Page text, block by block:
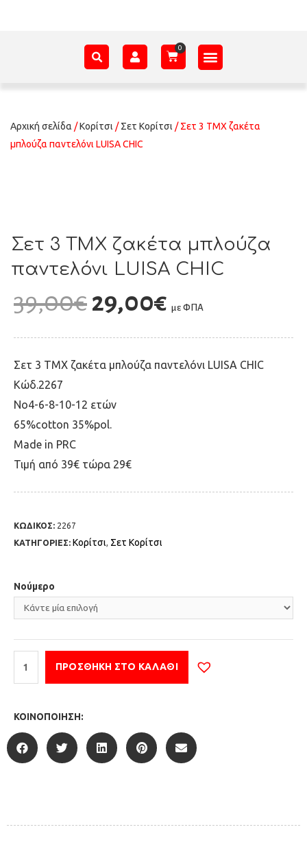
Αρχική σελίδα /Κορίτσι /Σετ Κορίτσι / Σετ 3 ΤΜΧ ζακέτα
μπλούζα παντελόνι LUISA CHIC
Σετ 3 ΤΜΧ ζακέτα μπλούζα
παντελόνι LUISA CHIC
39,00€ 29,00€ με ΦΠΑ
Σετ 3 ΤΜΧ ζακέτα μπλούζα παντελόνι LUISA CHIC
Κώδ.2267
Νο4-6-8-10-12 ετών
65%cotton 35%pol.
Made in PRC
Τιμή από 39€ τώρα 29€
ΚΩΔΙΚΟΣ: 2267
ΚΑΤΗΓΟΡΙΕΣ: Κορίτσι, Σετ Κορίτσι
Νούμερο
ΠΡΟΣΘΉΚΗ ΣΤΟ ΚΑΛΆΘΙ
ΚΟΙΝΟΠΟΊΗΣΗ: